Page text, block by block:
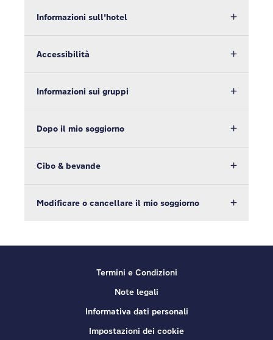
Informazioni sull'hotel
Accessibilità
Informazioni sui gruppi
Dopo il mio soggiorno
Cibo & bevande
Modificare o cancellare il mio soggiorno
Termini e Condizioni
Note legali
Informativa dati personali
Impostazioni dei cookie